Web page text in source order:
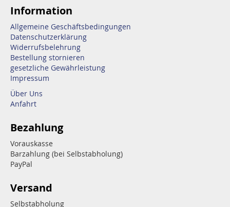
Information
Allgemeine Geschäftsbedingungen
Datenschutzerklärung
Widerrufsbelehrung
Bestellung stornieren
gesetzliche Gewährleistung
Impressum
Über Uns
Anfahrt
Bezahlung
Vorauskasse
Barzahlung (bei Selbstabholung)
PayPal
Versand
Selbstabholung